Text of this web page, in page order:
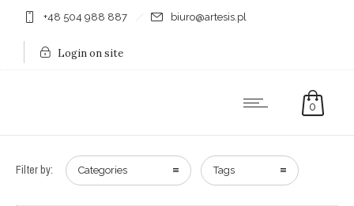
+48 504 988 887 biuro@artesis.pl
Login on site
0
Filter by: Categories Tags